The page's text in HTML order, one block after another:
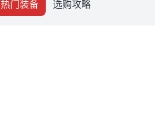
热门装备 选购攻略